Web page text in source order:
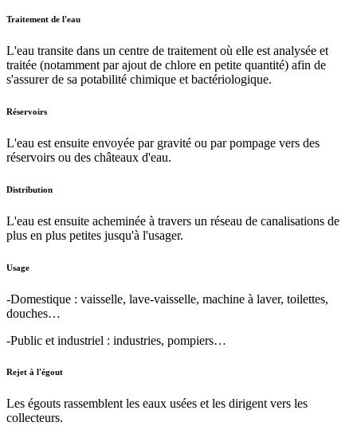
Traitement de l'eau
L'eau transite dans un centre de traitement où elle est analysée et
traitée (notamment par ajout de chlore en petite quantité) afin de
s'assurer de sa potabilité chimique et bactériologique.
Réservoirs
L'eau est ensuite envoyée par gravité ou par pompage vers des
réservoirs ou des châteaux d'eau.
Distribution
L'eau est ensuite acheminée à travers un réseau de canalisations de
plus en plus petites jusqu'à l'usager.
Usage
-Domestique : vaisselle, lave-vaisselle, machine à laver, toilettes,
douches…
-Public et industriel : industries, pompiers…
Rejet à l'égout
Les égouts rassemblent les eaux usées et les dirigent vers les
collecteurs.